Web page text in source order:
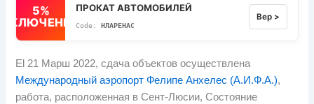
5%
ПРОКАТ АВТОМОБИЛЕЙ
НЛАРЕНАС
Вер >
El 21 Марш 2022, сдача объектов осуществлена
Международный аэропорт Фелипе Анхелес (А.И.Ф.А.),
работа, расположенная в Сент-Люсии, Состояние